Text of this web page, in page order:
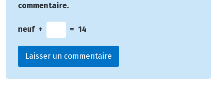
commentaire.
neuf + = 14